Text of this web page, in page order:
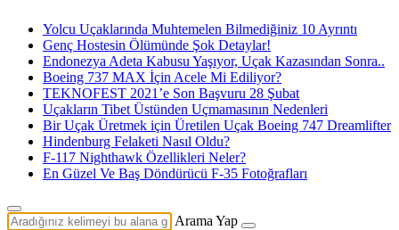
Yolcu Uçaklarında Muhtemelen Bilmediğiniz 10 Ayrıntı
Genç Hostesin Ölümünde Şok Detaylar!
Endonezya Adeta Kabusu Yaşıyor, Uçak Kazasından Sonra..
Boeing 737 MAX İçin Acele Mi Ediliyor?
TEKNOFEST 2021’e Son Başvuru 28 Şubat
Uçakların Tibet Üstünden Uçmamasının Nedenleri
Bir Uçak Üretmek için Üretilen Uçak Boeing 747 Dreamlifter
Hindenburg Felaketi Nasıl Oldu?
F-117 Nighthawk Özellikleri Neler?
En Güzel Ve Baş Döndürücü F-35 Fotoğrafları
Arama Yap